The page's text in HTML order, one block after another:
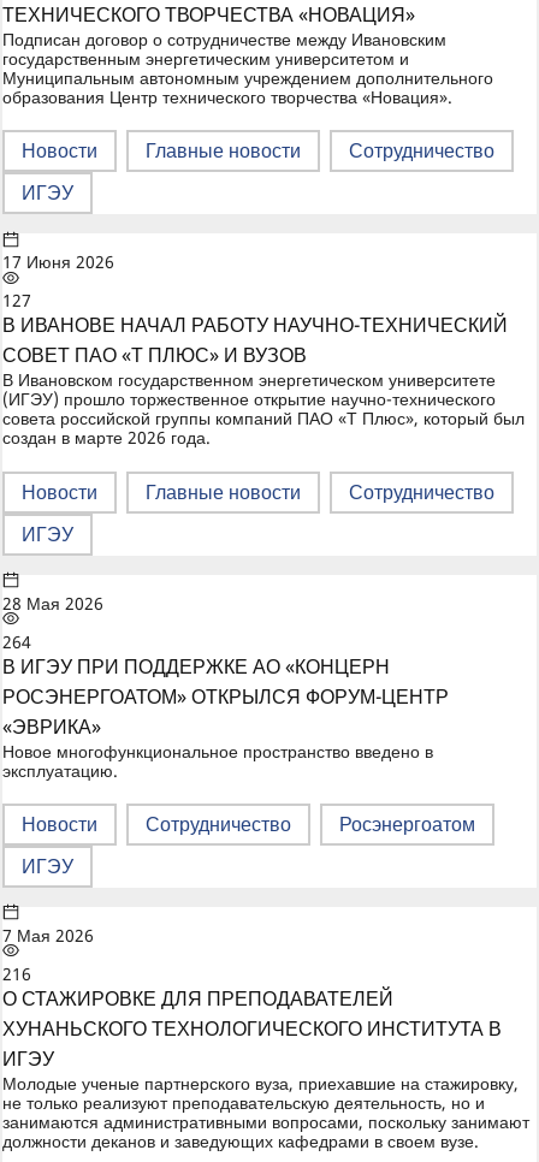
ТЕХНИЧЕСКОГО ТВОРЧЕСТВА «НОВАЦИЯ»
Подписан договор о сотрудничестве между Ивановским
государственным энергетическим университетом и
Муниципальным автономным учреждением дополнительного
образования Центр технического творчества «Новация».
Новости Главные новости
Сотрудничество
ИГЭУ
17 Июня 2026
127
В ИВАНОВЕ НАЧАЛ РАБОТУ НАУЧНО-ТЕХНИЧЕСКИЙ
СОВЕТ ПАО «Т ПЛЮС» И ВУЗОВ
В Ивановском государственном энергетическом университете
(ИГЭУ) прошло торжественное открытие научно-технического
совета российской группы компаний ПАО «Т Плюс», который был
создан в марте 2026 года.
Новости Главные новости
Сотрудничество
ИГЭУ
28 Мая 2026
264
В ИГЭУ ПРИ ПОДДЕРЖКЕ АО «КОНЦЕРН
РОСЭНЕРГОАТОМ» ОТКРЫЛСЯ ФОРУМ-ЦЕНТР
«ЭВРИКА»
Новое многофункциональное пространство введено в
эксплуатацию.
Новости Сотрудничество
Росэнергоатом
ИГЭУ
7 Мая 2026
216
О СТАЖИРОВКЕ ДЛЯ ПРЕПОДАВАТЕЛЕЙ
ХУНАНЬСКОГО ТЕХНОЛОГИЧЕСКОГО ИНСТИТУТА В
ИГЭУ
Молодые ученые партнерского вуза, приехавшие на стажировку,
не только реализуют преподавательскую деятельность, но и
занимаются административными вопросами, поскольку занимают
должности деканов и заведующих кафедрами в своем вузе.